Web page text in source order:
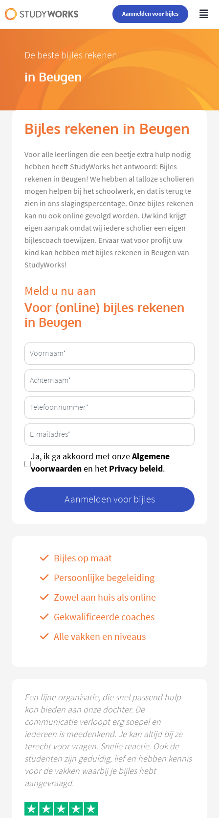
Aanmelden voor bijles
De beste bijles rekenen
in Beugen
Bijles rekenen in Beugen
Voor alle leerlingen die een beetje extra hulp nodig
hebben heeft StudyWorks het antwoord: Bijles
rekenen in Beugen! We hebben al talloze scholieren
mogen helpen bij het schoolwerk, en dat is terug te
zien in ons slagingspercentage. Onze bijles rekenen
kan nu ook online gevolgd worden. Uw kind krijgt
eigen aanpak omdat wij iedere scholier een eigen
bijlescoach toewijzen. Ervaar wat voor profijt uw
kind kan hebben met bijles rekenen in Beugen van
StudyWorks!
Meld u nu aan
Voor (online) bijles rekenen
in Beugen
Ja, ik ga akkoord met onzeAlgemene
voorwaardenen het Privacy beleid.
Aanmelden voor bijles
Bijles op maat
Persoonlijke begeleiding
Zowel aan huis als online
Gekwalificeerde coaches
Alle vakken en niveaus
Een fijne organisatie, die snel passend hulp
kon bieden aan onze dochter. De
communicatie verloopt erg soepel en
iedereen is meedenkend. Je kan altijd bij ze
terecht voor vragen. Snelle reactie. Ook de
studenten zijn geduldig, lief en hebben kennis
voor de vakken waarbij je bijles hebt
aangevraagd.